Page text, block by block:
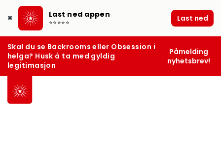
✖ Last ned appen
⭐⭐⭐⭐⭐ Last ned
Skal du se Backrooms eller Obsession i
helga? Husk å ta med gyldig
legitimasjon
Påmelding
nyhetsbrev!